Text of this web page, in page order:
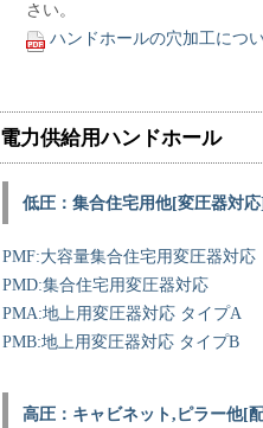
さい。
ハンドホールの穴加工につ
電力供給用ハンドホール
低圧：集合住宅用他[変圧器対応]
PMF:大容量集合住宅用変圧器対応
PMD:集合住宅用変圧器対応
PMA:地上用変圧器対応 タイプA
PMB:地上用変圧器対応 タイプB
高圧：キャビネット,ピラー他[